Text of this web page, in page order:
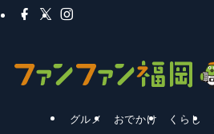
グルメ おでかけ くらし